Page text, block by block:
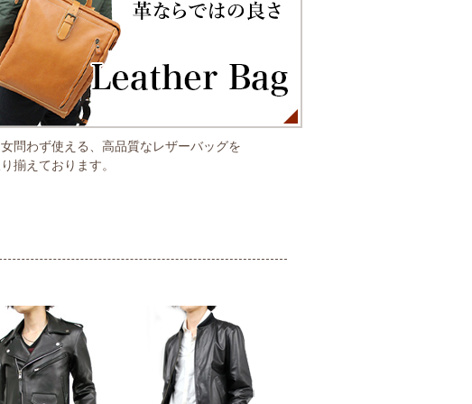
問わず使える、高品質なレザーバッグを
揃えております。